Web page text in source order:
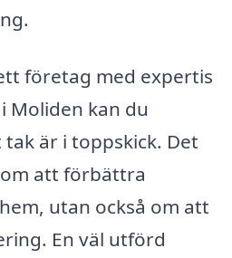
företag med expertis
Moliden kan du
är i toppskick. Det
att förbättra
utan också om att
En väl utförd